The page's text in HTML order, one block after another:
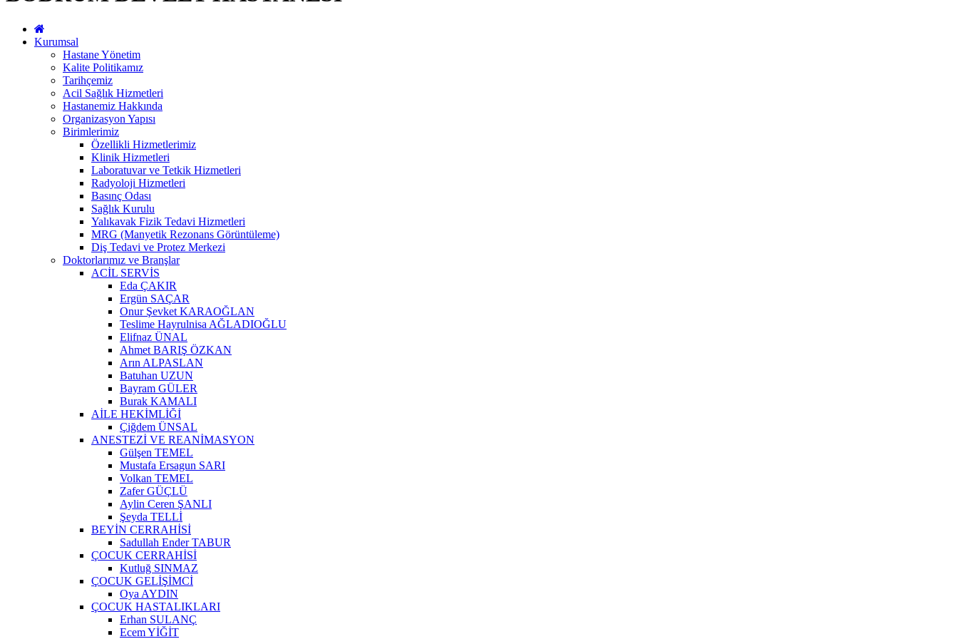
Kurumsal
Hastane Yönetim
Kalite Politikamız
Tarihçemiz
Acil Sağlık Hizmetleri
Hastanemiz Hakkında
Organizasyon Yapısı
Birimlerimiz
Özellikli Hizmetlerimiz
Klinik Hizmetleri
Laboratuvar ve Tetkik Hizmetleri
Radyoloji Hizmetleri
Basınç Odası
Sağlık Kurulu
Yalıkavak Fizik Tedavi Hizmetleri
MRG (Manyetik Rezonans Görüntüleme)
Diş Tedavi ve Protez Merkezi
Doktorlarımız ve Branşlar
ACİL SERVİS
Eda ÇAKIR
Ergün SAÇAR
Onur Şevket KARAOĞLAN
Teslime Hayrulnisa AĞLADIOĞLU
Elifnaz ÜNAL
Ahmet BARIŞ ÖZKAN
Arın ALPASLAN
Batuhan UZUN
Bayram GÜLER
Burak KAMALI
AİLE HEKİMLİĞİ
Çiğdem ÜNSAL
ANESTEZİ VE REANİMASYON
Gülşen TEMEL
Mustafa Ersagun SARI
Volkan TEMEL
Zafer GÜÇLÜ
Aylin Ceren ŞANLI
Şeyda TELLİ
BEYİN CERRAHİSİ
Sadullah Ender TABUR
ÇOCUK CERRAHİSİ
Kutluğ SINMAZ
ÇOCUK GELİŞİMCİ
Oya AYDIN
ÇOCUK HASTALIKLARI
Erhan SULANÇ
Ecem YİĞİT